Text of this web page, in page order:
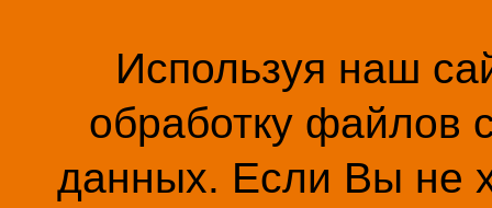
Используя наш
обработку файлов
данных. Если Вы не